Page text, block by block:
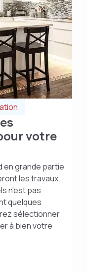
votre
en grande partie
les travaux.
n'est pas
quelques
sélectionner
à bien votre